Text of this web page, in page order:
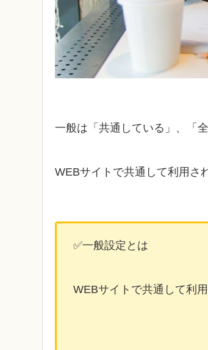
一般は「共通している」、「
WEBサイトで共通して利用さ
✅一般設定とは
WEBサイトで共通して利